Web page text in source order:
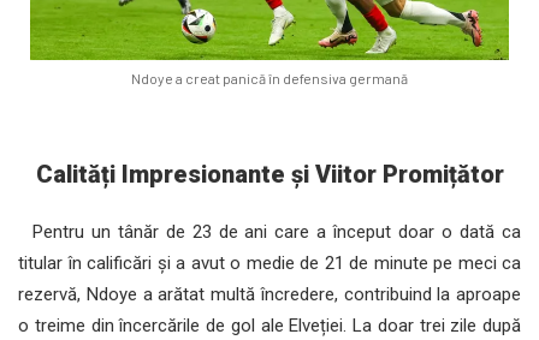
Ndoye a creat panică în defensiva germană
Calități Impresionante și Viitor Promițător
Pentru un tânăr de 23 de ani care a început doar o dată ca
titular în calificări și a avut o medie de 21 de minute pe meci ca
rezervă, Ndoye a arătat multă încredere, contribuind la aproape
o treime din încercările de gol ale Elveției. La doar trei zile după